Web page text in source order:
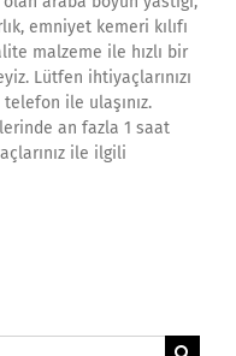
emniyet kemeri kılıfı
malzeme ile hızlı bir
Lütfen ihtiyaçlarınızı
ile ulaşınız.
an fazla 1 saat
ile ilgili